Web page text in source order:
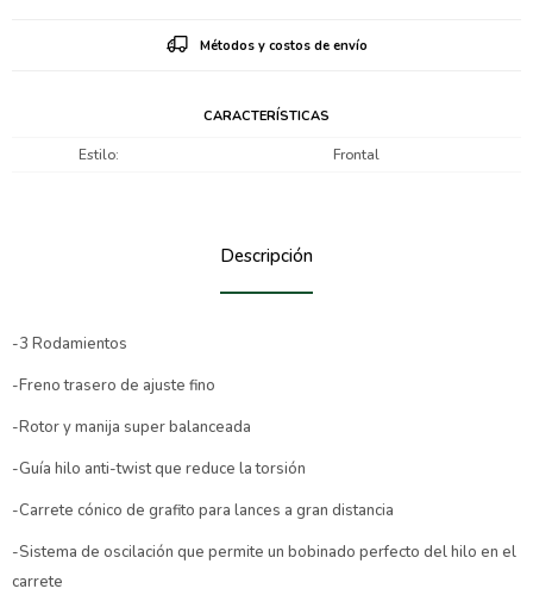
Métodos y costos de envío
CARACTERÍSTICAS
Estilo Frontal
Descripción
-3 Rodamientos
-Freno trasero de ajuste fino
-Rotor y manija super balanceada
-Guía hilo anti-twist que reduce la torsión
-Carrete cónico de grafito para lances a gran distancia
-Sistema de oscilación que permite un bobinado perfecto del hilo en el
carrete